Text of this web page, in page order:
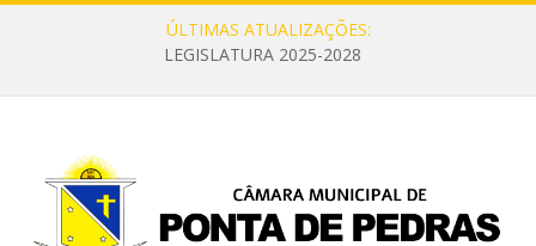
ÚLTIMAS ATUALIZAÇÕES:
LEGISLATURA 2025-2028